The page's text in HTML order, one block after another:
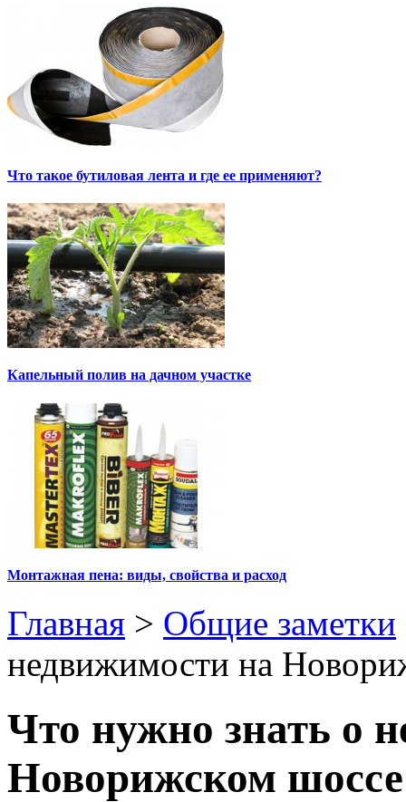
Что такое бутиловая лента и где ее применяют?
Капельный полив на дачном участке
Монтажная пена: виды, свойства и расход
Главная > Общие заметки
недвижимости на
Что нужно знать о
Новорижском